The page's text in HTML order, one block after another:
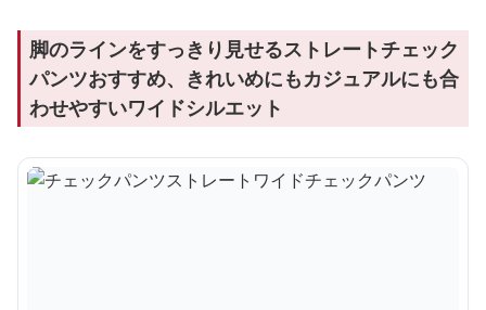
脚のラインをすっきり見せるストレートチェック
パンツおすすめ、きれいめにもカジュアルにも合
わせやすいワイドシルエット